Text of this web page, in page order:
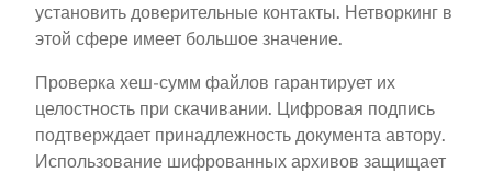
установить доверительные контакты. Нетворкинг в
этой сфере имеет большое значение.
Проверка хеш-сумм файлов гарантирует их
целостность при скачивании. Цифровая подпись
подтверждает принадлежность документа автору.
Использование шифрованных архивов защищает